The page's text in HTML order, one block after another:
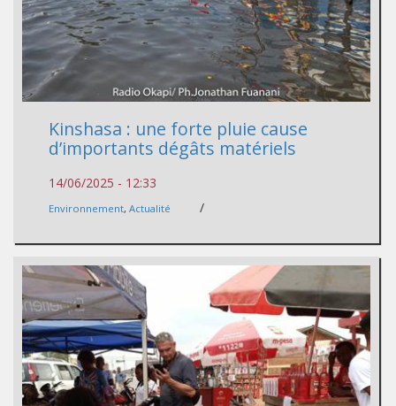
Kinshasa : une forte pluie cause
d’importants dégâts matériels
14/06/2025 - 12:33
Environnement, Actualité /